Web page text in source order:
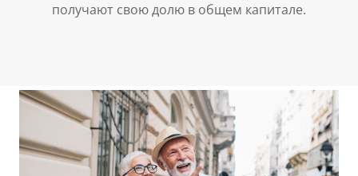
получают свою долю в общем капитале.